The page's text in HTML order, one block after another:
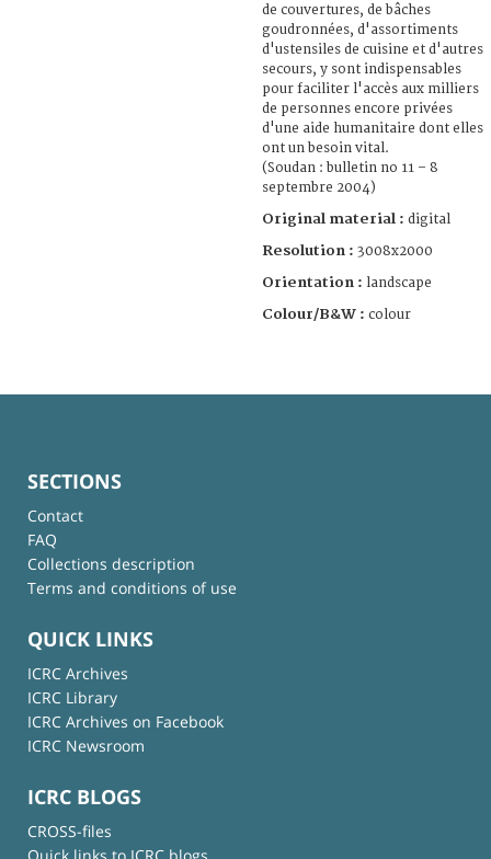
de couvertures, de bâches
goudronnées, d'assortiments
d'ustensiles de cuisine et d'autres
secours, y sont indispensables
pour faciliter l'accès aux milliers
de personnes encore privées
d'une aide humanitaire dont elles
ont un besoin vital.
(Soudan : bulletin no 11 – 8
septembre 2004)
Original material : digital
Resolution : 3008x2000
Orientation : landscape
Colour/B&W : colour
SECTIONS
Contact
FAQ
Collections description
Terms and conditions of use
QUICK LINKS
ICRC Archives
ICRC Library
ICRC Archives on Facebook
ICRC Newsroom
ICRC BLOGS
CROSS-files